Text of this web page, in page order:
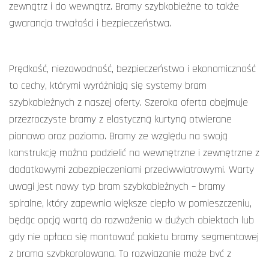
zewnątrz i do wewnątrz. Bramy szybkobieżne to także
gwarancja trwałości i bezpieczeństwa.
Prędkość, niezawodność, bezpieczeństwo i ekonomiczność
to cechy, którymi wyróżniają się systemy bram
szybkobieżnych z naszej oferty. Szeroka oferta obejmuje
przezroczyste bramy z elastyczną kurtyną otwierane
pionowo oraz poziomo. Bramy ze względu na swoją
konstrukcję można podzielić na wewnętrzne i zewnętrzne z
dodatkowymi zabezpieczeniami przeciwwiatrowymi. Warty
uwagi jest nowy typ bram szybkobieżnych – bramy
spiralne, który zapewnia większe ciepło w pomieszczeniu,
będąc opcją wartą do rozważenia w dużych obiektach lub
gdy nie opłaca się montować pakietu bramy segmentowej
z bramą szybkorolowaną. To rozwiązanie może być z